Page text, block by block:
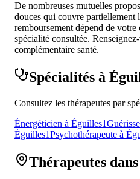
De nombreuses mutuelles
douces qui couvre partiellement
remboursement dépend de
spécialité consultée.
complémentaire santé.
Spécialités à
Consultez les thérapeutes par
Énergéticien à Éguilles1
Éguilles1Psychothérapeute à
Thérapeutes